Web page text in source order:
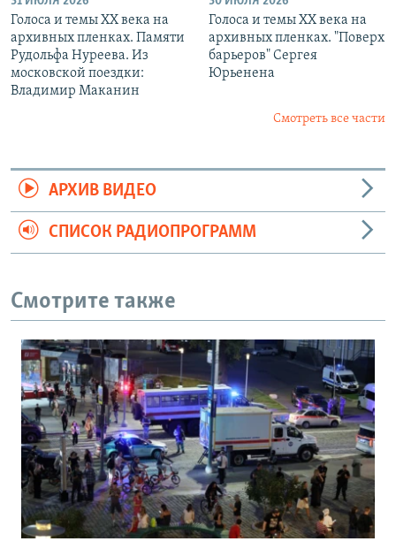
Голоса и темы XX века на
архивных пленках. Памяти
Рудольфа Нуреева. Из
московской поездки:
Владимир Маканин
Голоса и темы XX века на
архивных пленках. "Поверх
барьеров" Сергея
Юрьенена
Смотреть все части
АРХИВ ВИДЕО
СПИСОК РАДИОПРОГРАММ
Смотрите также